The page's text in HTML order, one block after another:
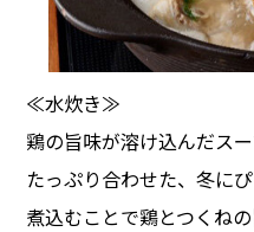
≪水炊き≫
鶏の旨味が溶け込んだス
たっぷり合わせた、冬に
煮込むことで鶏とつくね